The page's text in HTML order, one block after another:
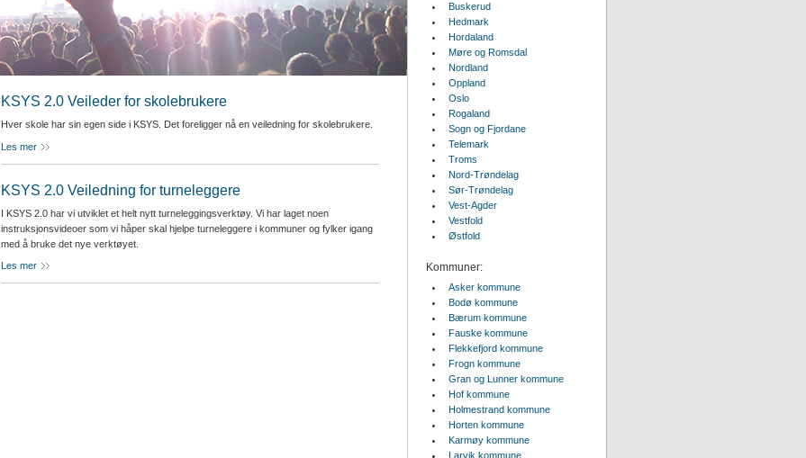
Buskerud
Hedmark
Hordaland
Møre og Romsdal
Nordland
Oppland
Oslo
Rogaland
Sogn og Fjordane
Telemark
Troms
Nord-Trøndelag
Sør-Trøndelag
Vest-Agder
Vestfold
Østfold
Kommuner:
Asker kommune
Bodø kommune
Bærum kommune
Fauske kommune
Flekkefjord kommune
Frogn kommune
Gran og Lunner kommune
Hof kommune
Holmestrand kommune
Horten kommune
Karmøy kommune
Larvik kommune
KSYS 2.0 Veileder for skolebrukere
Hver skole har sin egen side i KSYS. Det foreligger nå en veiledning for skolebrukere.
Les mer
KSYS 2.0 Veiledning for turneleggere
I KSYS 2.0 har vi utviklet et helt nytt turneleggingsverktøy. Vi har laget noen
instruksjonsvideoer som vi håper skal hjelpe turneleggere i kommuner og fylker igang
med å bruke det nye verktøyet.
Les mer